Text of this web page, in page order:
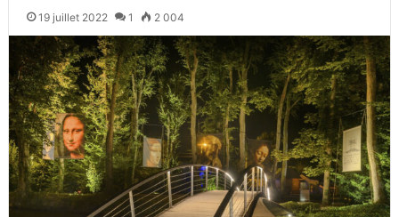
19 juillet 2022 1 2 004